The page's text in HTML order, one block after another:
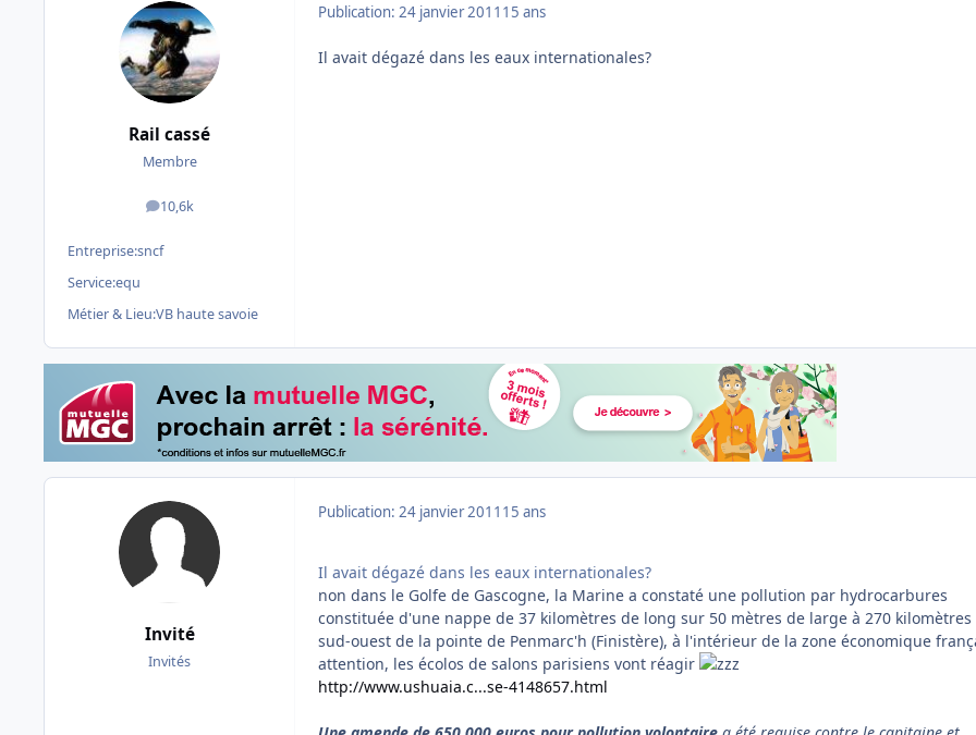
Rail cassé
Membre
10,6k
messages
Entreprise:sncf
Service:equ
Métier & Lieu:VB haute savoie
Publication: 24 janvier 2011 15 ans
Il avait dégazé dans les eaux internationales?
Invité
Invités
Publication: 24 janvier 2011 15 ans
Il avait dégazé dans les eaux internationales?
non dans le Golfe de Gascogne, la Marine a constaté une pollution par hydrocarbures
constituée d'une nappe de 37 kilomètres de long sur 50 mètres de large à 270 kilomètres
sud-ouest de la pointe de Penmarc'h (Finistère), à l'intérieur de la zone économique
attention, les écolos de salons parisiens vont réagir
http://www.ushuaia.c...se-4148657.html